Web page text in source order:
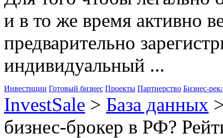
и в то же время активно
предварительно
индивидуальный ...
Инвестиции Готовый бизнес Проекты Партнерство Бизнес-
InvestSale > База данных
бизнес-брокер в РФ?